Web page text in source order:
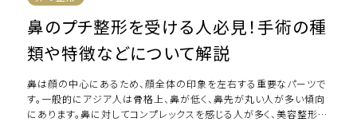
鼻のプチ整形を受ける人必見！手術の種
類や特徴などについて解説
鼻は顔の中心にあるため、顔全体の印象を左右する重要なパーツで
す。一般的にアジア人は骨格上、鼻が低く、鼻先が丸い人が多い傾向
にあります。鼻に対してコンプレックスを感じる人が多く、美容整形の